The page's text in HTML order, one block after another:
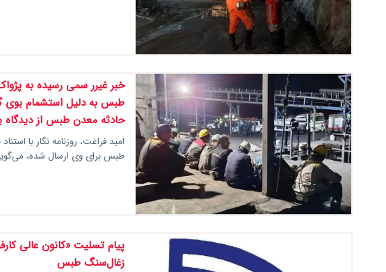
خبر غیرر سمی رسیده به
طبس به دلیل استشمام بوی
حادثه معدن طبس از دیدگاه
طبس برای وی ارسال شده،
پیام تسلیت «کانون عالی
زغال‌سنگ طبس